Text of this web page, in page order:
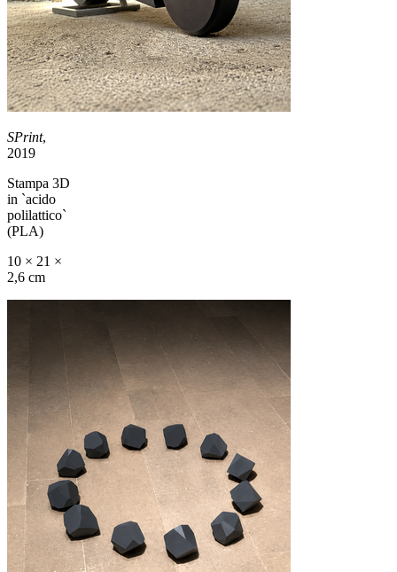
SPrint,
2019
Stampa 3D
in `acido
polilattico`
(PLA)
10 × 21 ×
2,6 cm